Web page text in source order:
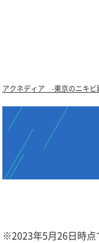
アクネディア -東京のニキビ
※2023年5月26日時点